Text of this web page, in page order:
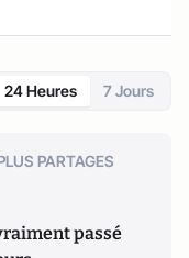
24 Heures 7 Jours
PARTAGES
passé